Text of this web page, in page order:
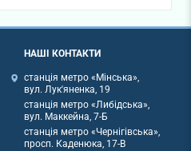
НАШІ КОНТАКТИ
станція метро «Мінська»,
вул. Лук'яненка, 19
станція метро «Либідська»,
вул. Маккейна, 7-Б
станція метро «Чернігівська»,
просп. Каденюка, 17-В